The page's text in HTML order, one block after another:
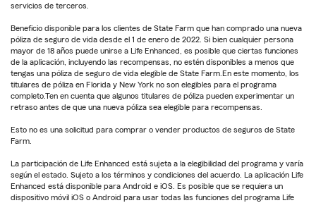
servicios de terceros.
Beneficio disponible para los clientes de State Farm que han comprado una nueva
póliza de seguro de vida desde el 1 de enero de 2022. Si bien cualquier persona
mayor de 18 años puede unirse a Life Enhanced, es posible que ciertas funciones
de la aplicación, incluyendo las recompensas, no estén disponibles a menos que
tengas una póliza de seguro de vida elegible de State Farm.En este momento, los
titulares de póliza en Florida y New York no son elegibles para el programa
completo.Ten en cuenta que algunos titulares de póliza pueden experimentar un
retraso antes de que una nueva póliza sea elegible para recompensas.
Esto no es una solicitud para comprar o vender productos de seguros de State
Farm.
La participación de Life Enhanced está sujeta a la elegibilidad del programa y varía
según el estado. Sujeto a los términos y condiciones del acuerdo. La aplicación Life
Enhanced está disponible para Android e iOS. Es posible que se requiera un
dispositivo móvil iOS o Android para usar todas las funciones del programa Life